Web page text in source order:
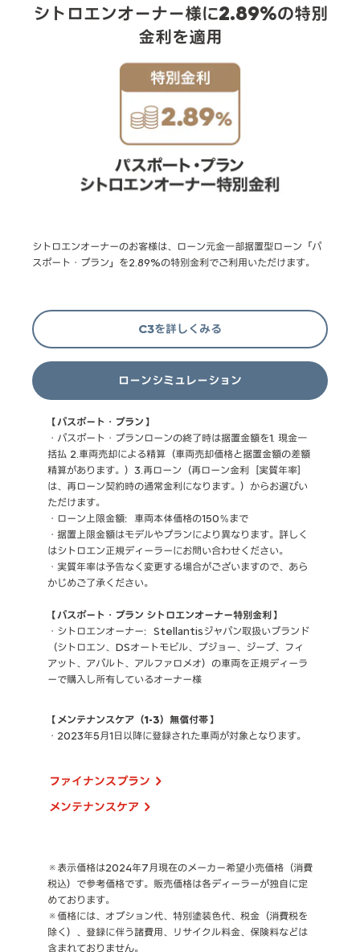
シトロエンオーナー様に2.89%の特別
金利を適用
シトロエンオーナーのお客様は、ローン元金一部据置型ローン「パ
スポート・プラン」を2.89%の特別金利でご利用いただけます。
C3を詳しくみる
ローンシミュレーション
【パスポート・プラン】
・パスポート・プランローンの終了時は据置金額を1. 現金一
括払 2.車両売却による精算（車両売却価格と据置金額の差額
精算があります。）3.再ローン（再ローン金利［実質年率］
は、再ローン契約時の通常金利になります。）からお選びい
ただけます。
・ローン上限金額：車両本体価格の150％まで
・据置上限金額はモデルやプランにより異なります。詳しく
はシトロエン正規ディーラーにお問い合わせください。
・実質年率は予告なく変更する場合がございますので、あら
かじめご了承ください。
【パスポート・プラン シトロエンオーナー特別金利】
・シトロエンオーナー：Stellantisジャパン取扱いブランド
（シトロエン、DSオートモビル、プジョー、ジープ、フィ
アット、アバルト、アルファロメオ）の車両を正規ディーラ
ーで購入し所有しているオーナー様
【メンテナンスケア（1-3）無償付帯】
・2023年5月1日以降に登録された車両が対象となります。
ファイナンスプラン
メンテナンスケア
※表示価格は2024年7月現在のメーカー希望小売価格（消費
税込）で参考価格です。販売価格は各ディーラーが独自に定
めております。
※価格には、オプション代、特別塗装色代、税金（消費税を
除く）、登録に伴う諸費用、リサイクル料金、保険料などは
含まれておりません。